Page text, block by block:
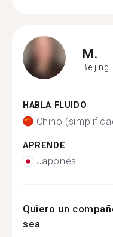
M.
Beijing
HABLA FLUIDO
Chino
APRENDE
Japonés
Quiero un
sea